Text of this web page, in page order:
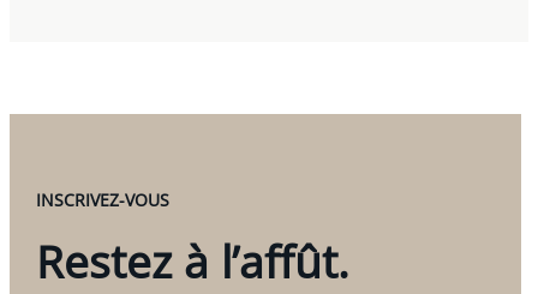
INSCRIVEZ-VOUS
Restez à l’affût.